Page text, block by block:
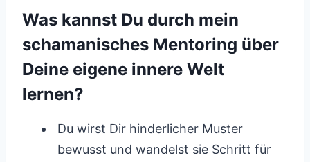
Was kannst Du durch mein
schamanisches Mentoring über
Deine eigene innere Welt
lernen?
Du wirst Dir hinderlicher Muster
bewusst und wandelst sie Schritt für